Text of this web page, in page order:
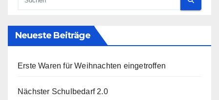
Neueste Beiträge
Erste Waren für Weihnachten eingetroffen
Nächster Schulbedarf 2.0